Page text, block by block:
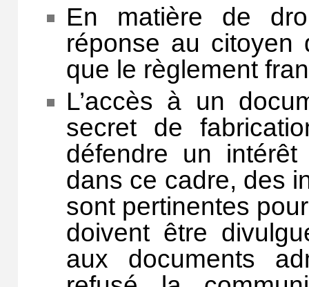
En matière de
réponse au citoyen
que le règlement
L’accès à un
secret de
défendre un intérêt
dans ce cadre, des
sont pertinentes
doivent être
aux documents